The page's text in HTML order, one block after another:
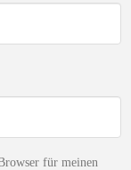
für meinen